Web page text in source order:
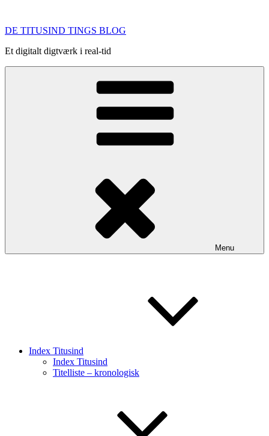
indhold
DE TITUSIND TINGS BLOG
Et digitalt digtværk i real-tid
Menu
Index Titusind
Index Titusind
Titelliste – kronologisk